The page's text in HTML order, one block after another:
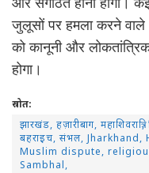
जुलूसों पर हमला करने वाले
को कानूनी और
होगा।
स्रोत:
झारखंड, हज़ारीबाग,
बहराइच, संभल,
Muslim dispute,
Sambhal,